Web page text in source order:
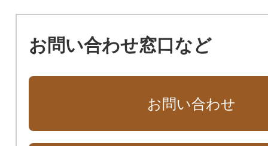
お問い合わせ窓口など
お問い合わせ